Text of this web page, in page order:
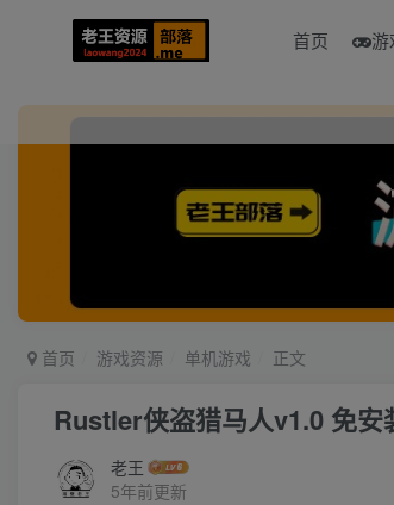
首页
首页 游戏资源 单机游戏 正文
Rustler侠盗猎马人v1.0 免安
老王
5年前更新